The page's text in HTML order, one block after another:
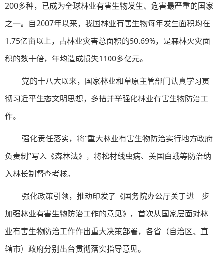
200多种，已成为全球林业有害生物发生、危害最严重的国家
之一。自2007年以来，我国林业有害生物每年发生面积均在
1.75亿亩以上，占林业灾害总面积的50.69%，是森林火灾面
积的数十倍，年均造成损失1100多亿元。
党的十八大以来，国家林业和草原主管部门认真学习贯
彻习近平生态文明思想，多措并举强化林业有害生物防治工
作。
强化责任落实，将“重大林业有害生物防治实行地方政府
负责制”写入《森林法》，将松材线虫病、美国白蛾等防治纳
入林长制督查考核。
强化政策引领，推动印发了《国务院办公厅关于进一步
加强林业有害生物防治工作的意见》，首次从国家层面对林
业有害生物防治工作作出重大决策部署，各省（自治区、直
辖市）政府分别出台贯彻落实指导意见。